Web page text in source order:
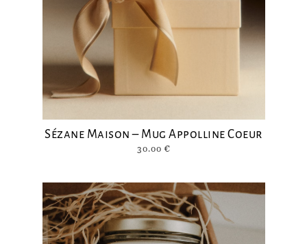
Sézane Maison – Mug Appolline Coeur
30.00 €